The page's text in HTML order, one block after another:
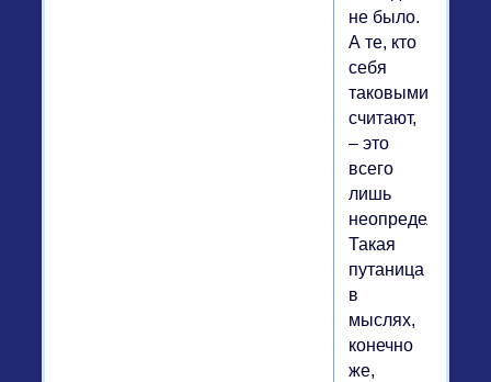
не было.
А те, кто
себя
таковыми
считают,
– это
всего
лишь
Такая
путаница
в
мыслях,
конечно
же,